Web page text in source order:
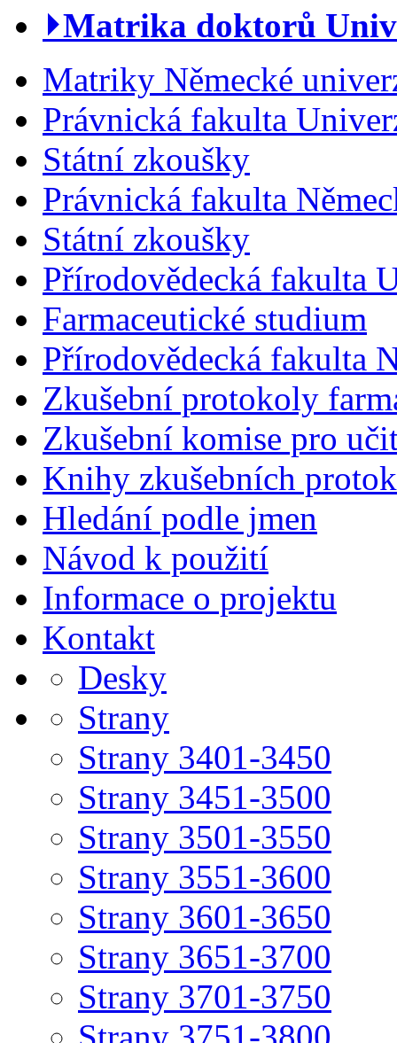
⏵Matrika doktorů
Matriky Německé
Právnická fakulta
Státní zkoušky
Právnická fakulta
Státní zkoušky
Přírodovědecká fakulta
Farmaceutické studium
Přírodovědecká fakulta
Zkušební protokoly
Zkušební komise pro
Knihy zkušebních
Hledání podle jmen
Návod k použití
Informace o projektu
Kontakt
Desky
Strany
Strany 3401-3450
Strany 3451-3500
Strany 3501-3550
Strany 3551-3600
Strany 3601-3650
Strany 3651-3700
Strany 3701-3750